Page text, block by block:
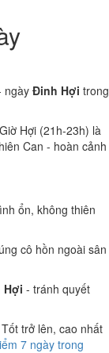
ngày Đinh Hợi trong
Hợi (21h-23h) là
Can - hoàn cảnh
ổn, không thiên
cô hồn ngoài sân
Hợi - tránh quyết
trở lên, cao nhất
7 ngày trong